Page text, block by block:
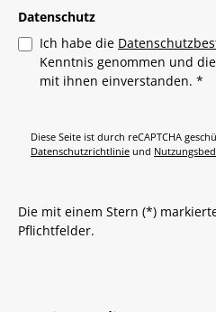
Datenschutz
Ich habe die
Kenntnis genommen und die
mit ihnen einverstanden. *
Diese Seite ist durch reCAPTCHA
Datenschutzrichtlinie und
Die mit einem Stern (*)
Pflichtfelder.